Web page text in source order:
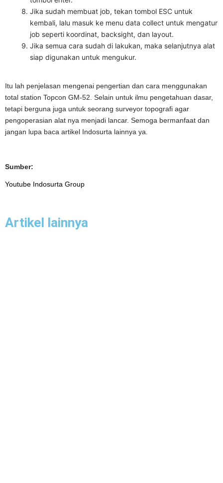
Jika sudah membuat job, tekan tombol ESC untuk
kembali, lalu masuk ke menu data collect untuk mengatur
job seperti koordinat, backsight, dan layout.
Jika semua cara sudah di lakukan, maka selanjutnya alat
siap digunakan untuk mengukur.
Itu lah penjelasan mengenai pengertian dan cara menggunakan
total station Topcon GM-52. Selain untuk ilmu pengetahuan dasar,
tetapi berguna juga untuk seorang surveyor topografi agar
pengoperasian alat nya menjadi lancar. Semoga bermanfaat dan
jangan lupa baca artikel Indosurta lainnya ya.
Sumber:
Youtube Indosurta Group
Artikel lainnya